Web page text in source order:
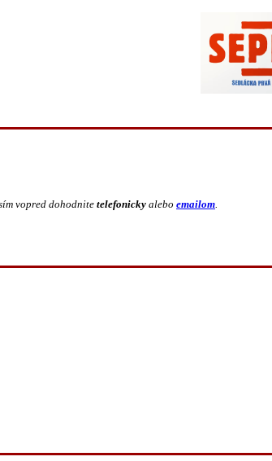
vopred dohodnite telefonicky alebo emailom.